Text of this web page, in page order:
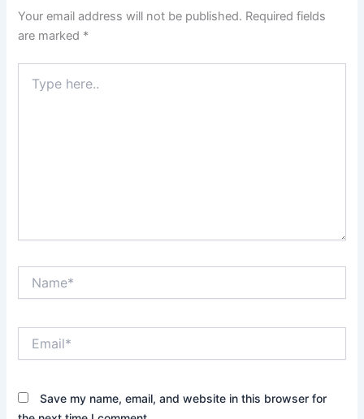
Your email address will not be published. Required fields
are marked *
here..
Save my name, email, and website in this browser for